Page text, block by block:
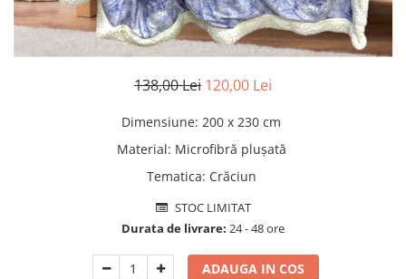
138,00 Lei 120,00 Lei
Dimensiune: 200 x 230 cm
Material: Microfibră plușată
Tematica: Crăciun
STOC LIMITAT
Durata de livrare: 24 - 48 ore
ADAUGA IN COS